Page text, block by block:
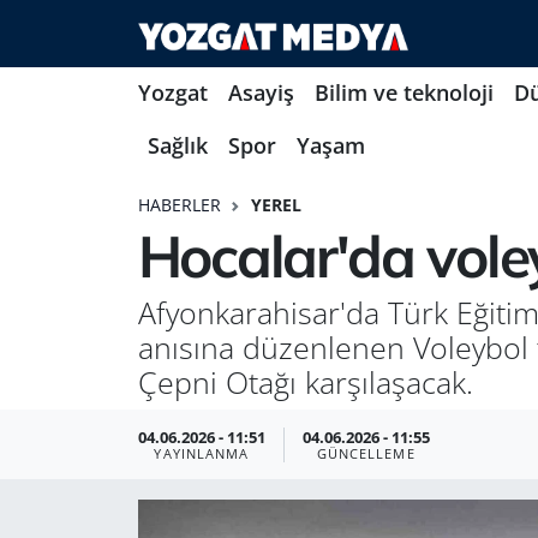
Yozgat Asayiş Bilim ve teknoloji
Sağlık
Spor Yaşam
HABERLER YEREL
Hocalar'da
Afyonkarahisar'da Türk
anısına düzenlenen
Çepni Otağı karşılaşacak.
04.06.2026 - 11:51
YAYINLANMA
04.06.2026 - 11:55
GÜNCELLEME